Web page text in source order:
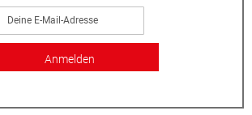
Anmelden